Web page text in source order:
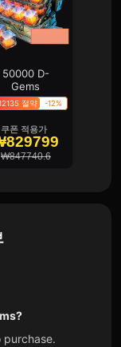
50000 D-
Gems
절약 -12%
쿠폰 적용가
₩847740.6